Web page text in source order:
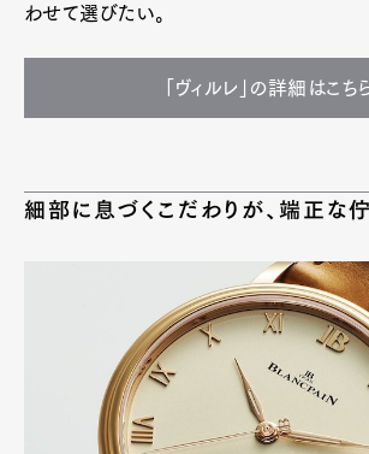
わせて選びたい。
「ヴィルレ」の詳細はこち
細部に息づくこだわりが、端正な